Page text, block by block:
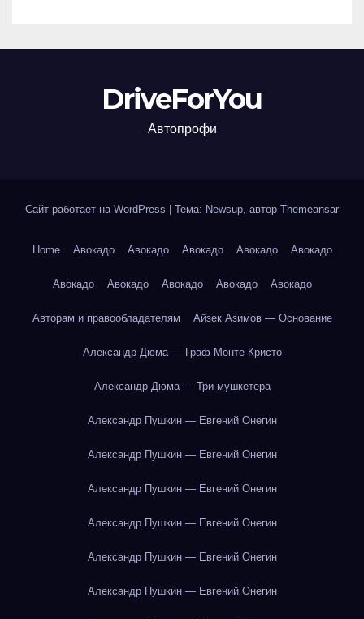
DriveForYou
Автопрофи
Сайт работает на WordPress Тема: Newsup, автор Themeansar
Home Авокадо Авокадо Авокадо Авокадо Авокадо
Авокадо Авокадо Авокадо Авокадо Авокадо
Авторам и правообладателям Айзек Азимов — Основание
Александр Дюма — Граф Монте-Кристо
Александр Дюма — Три мушкетёра
Александр Пушкин — Евгений Онегин
Александр Пушкин — Евгений Онегин
Александр Пушкин — Евгений Онегин
Александр Пушкин — Евгений Онегин
Александр Пушкин — Евгений Онегин
Александр Пушкин — Евгений Онегин